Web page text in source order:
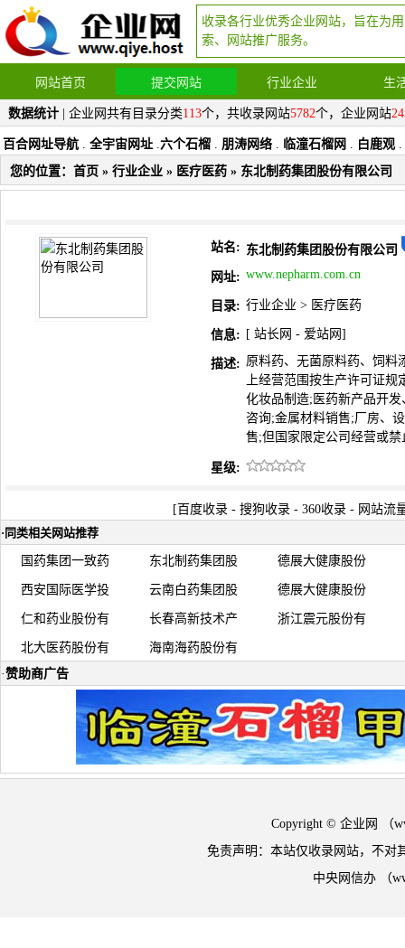
收录各行业优秀企业网站，旨在为
索、网站推广服务。
网站首页 提交网站 行业企业 生
数据统计 | 企业网共有目录分类113个，共收录网站5782个，企业网站
百合网址导航 . 全宇宙网址 .六个石榴 . 朋涛网络 . 临潼石榴网 . 白鹿观 .
您的位置： 首页 » 行业企业 » 医疗医药 » 东北制药集团股份有限公司
站名: 东北制药集团股份有限公司
网址: www.nepharm.com.cn
目录: 行业企业 > 医疗医药
信息: [ 站长网 - 爱站网 ]
描述: 原料药、无菌原料药、饲料
上经营范围按生产许可证
化妆品制造;医药新产品开
咨询;金属材料销售;厂房、
售;但国家限定公司经营或
星级:
[ 百度收录 - 搜狗收录 - 360收录 - 网站流
· 同类相关网站推荐
国药集团一致药 东北制药集团股 德展大健康股份
西安国际医学投 云南白药集团股 德展大健康股份
仁和药业股份有 长春高新技术产 浙江震元股份有
北大医药股份有
海南海药股份有
·赞助商广告
Copyright © 企业网 （
免责声明：本站仅收录网站，不对
中央网信办 （